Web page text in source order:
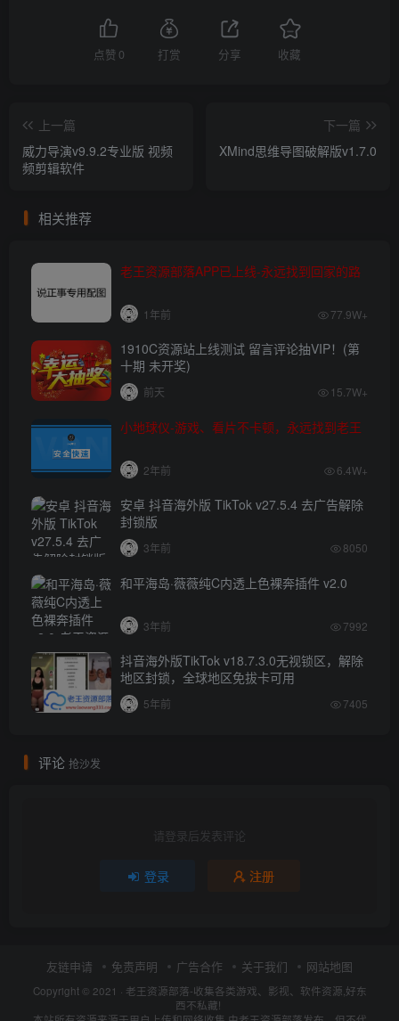
点赞 0 打赏 分享 收藏
上一篇
威力导演v9.9.2专业版 视频
频剪辑软件
下一篇
XMind思维导图破解版v1.7.0
相关推荐
老王资源部落APP已上线-永远找到回家的路
1年前 77.9W+
1910C资源站上线测试 留言评论抽VIP！(第
十期 未开奖)
前天 15.7W+
小地球仪-游戏、看片不卡顿，永远找到老王
2年前 6.4W+
安卓 抖音海外版 TikTok v27.5.4 去广告解除
封锁版
3年前 8050
和平海岛·薇薇纯C内透上色裸奔插件 v2.0
3年前 7992
抖音海外版TikTok v18.7.3.0无视锁区，解除
地区封锁，全球地区免拔卡可用
5年前 7405
评论 抢沙发
请登录后发表评论
登录 注册
友链申请 免责声明 广告合作 关于我们 网站地图
Copyright © 2021 · 老王资源部落-收集各类游戏、影视、软件资源,好东
西不私藏!